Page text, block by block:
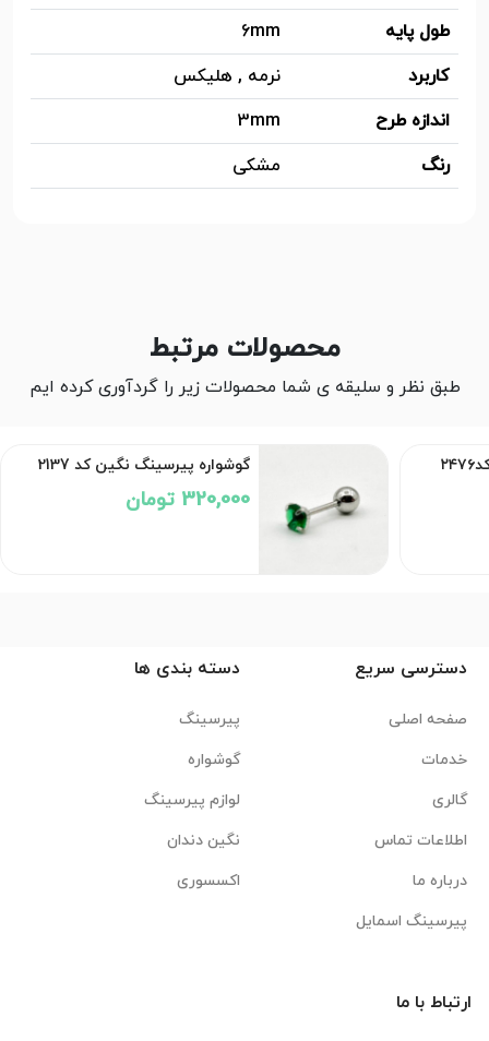
طول پایه
6mm
کاربرد
نرمه , هلیکس
اندازه طرح
3mm
رنگ
مشکی
محصولات مرتبط
طبق نظر و سلیقه ی شما محصولات زیر را گردآوری کرده ایم
گوشواره پیرسینگ نگین کد 2137
320,000 تومان
دسترسی سریع
صفحه اصلی
خدمات
گالری
اطلاعات تماس
درباره ما
پیرسینگ اسمایل
دسته بندی ها
پیرسینگ
گوشواره
لوازم پیرسینگ
نگین دندان
اکسسوری
ارتباط با ما